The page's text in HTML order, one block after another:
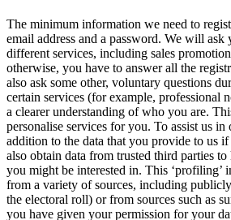
The minimum information we need to
email address and a password. We will ask
different services, including sales
otherwise, you have to answer all the
also ask some other, voluntary questions
certain services (for example, professional
a clearer understanding of who you are.
personalise services for you. To assist us
addition to the data that you provide to us
also obtain data from trusted third parties
you might be interested in. This ‘profiling’
from a variety of sources, including
the electoral roll) or from sources such as
you have given your permission for your